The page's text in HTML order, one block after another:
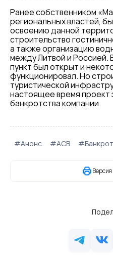
Ранее собственником
региональных властей,
освоению данной
строительство
а также организацию
между Литвой и Россией.
пункт был открыт и
функционировал. Но
туристической
настоящее время проект
банкротства компании.
#Анонс #АСВ